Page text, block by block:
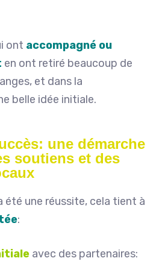
ont accompagné ou
en ont retiré beaucoup de
et dans la
belle idée initiale.
une démarche
soutiens et des
été une réussite, cela tient à
:
avec des partenaires: